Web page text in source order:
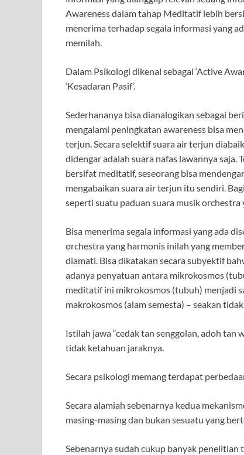
Awareness dalam tahap Meditatif lebih
menerima terhadap segala informasi yang
memilah.
Dalam Psikologi dikenal sebagai ‘Active
‘Kesadaran Pasif’.
Sederhananya bisa dianalogikan sebagai
mengalami peningkatan awareness bisa
terjun. Secara selektif suara air terjun
didengar adalah suara nafas lawannya saja.
bersifat meditatif, seseorang bisa
mengabaikan suara air terjun itu sendiri.
seperti suatu paduan suara musik orchestra
Bisa menerima segala informasi yang ada
orchestra yang harmonis inilah yang
diamati. Bisa dikatakan secara subyektif
adanya penyatuan antara mikrokosmos
meditatif ini mikrokosmos (tubuh) menjadi
makrokosmos (alam semesta) – seakan
Istilah jawa “cedak tan senggolan, adoh tan
tidak ketahuan jaraknya.
Secara psikologi memang terdapat
Secara alamiah sebenarnya kedua
masing-masing dan bukan sesuatu yang
Sebenarnya sudah cukup banyak